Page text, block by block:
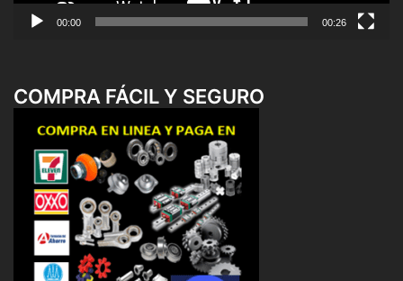
00:00 00:26
COMPRA FÁCIL Y SEGURO